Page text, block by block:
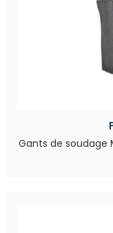
Gants de soudage